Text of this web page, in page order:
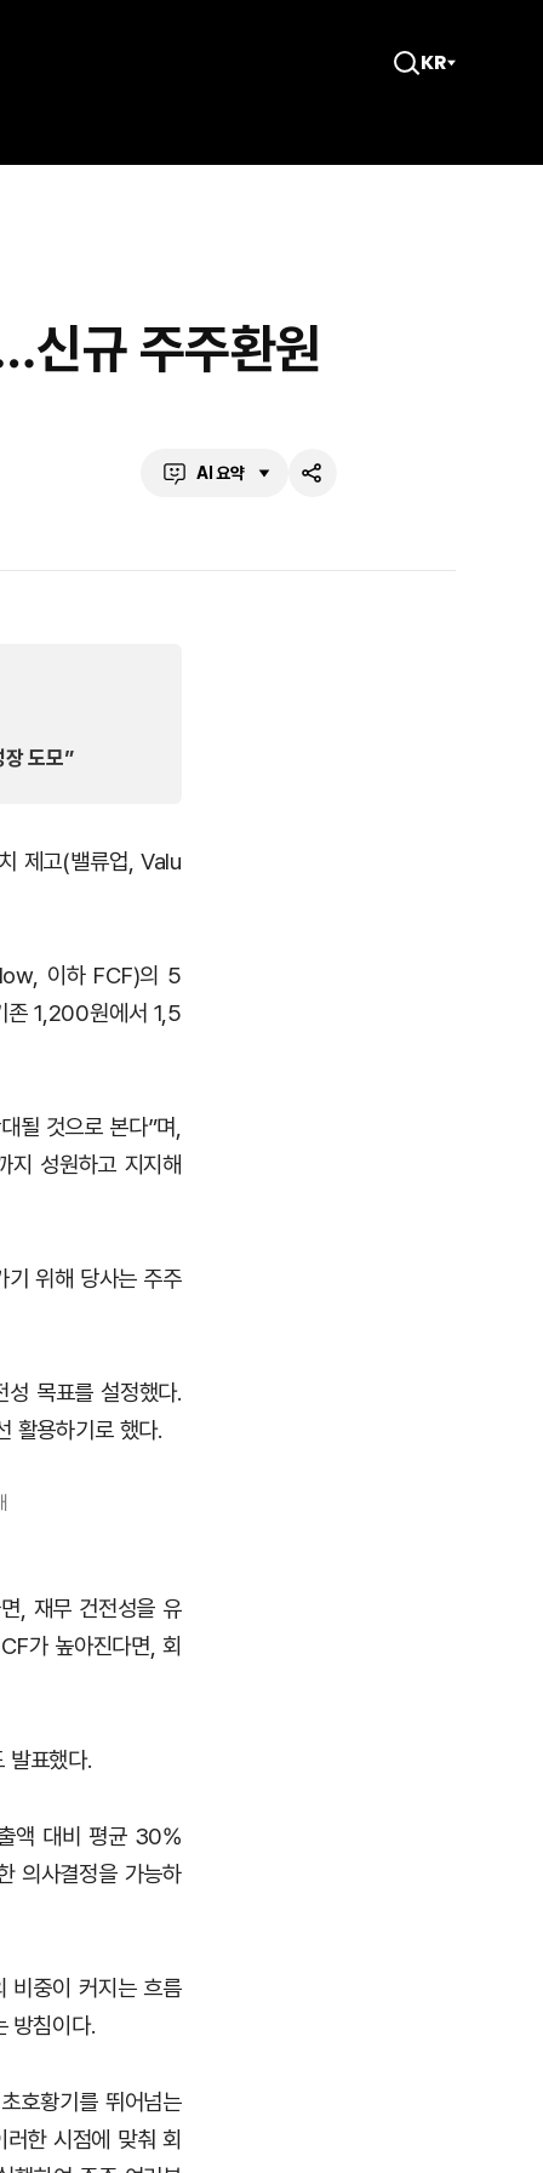
검
열
KR
신규 주주환원
AI 요약
공
장 도모”
제고(밸류업, Valu
이하 FCF)의 5
존 1,200원에서 1,5
될 것으로 본다”며,
지 성원하고 지지해
기 위해 당사는 주주
목표를 설정했다.
활용하기로 했다.
, 재무 건전성을 유
가 높아진다면, 회
발표했다.
액 대비 평균 30%
의사결정을 가능하
비중이 커지는 흐름
방침이다.
호황기를 뛰어넘는
한 시점에 맞춰 회